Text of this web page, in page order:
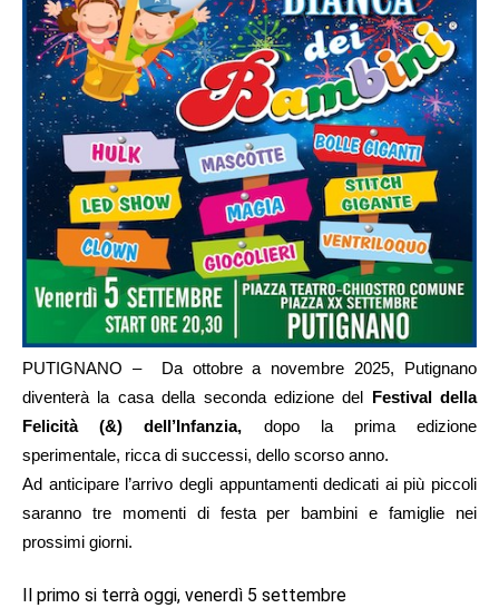
PUTIGNANO – Da ottobre a novembre 2025, Putignano
diventerà la casa della seconda edizione del Festival della
Felicità (&) dell’Infanzia, dopo la prima edizione
sperimentale, ricca di successi, dello scorso anno.
Ad anticipare l’arrivo degli appuntamenti dedicati ai più piccoli
saranno tre momenti di festa per bambini e famiglie nei
prossimi giorni.
Il primo si terrà oggi, venerdì 5 settembre